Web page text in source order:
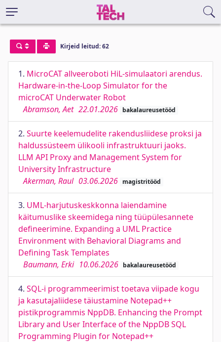
Kirjeid leitud: 62
1. MicroCAT allveeroboti HiL-simulaatori arendus.
Hardware-in-the-Loop Simulator for the
microCAT Underwater Robot
Abramson, Aet 22.01.2026 bakalaureusetööd
2. Suurte keelemudelite rakendusliidese proksi ja
haldussüsteem ülikooli infrastruktuuri jaoks.
LLM API Proxy and Management System for
University Infrastructure
Akerman, Raul 03.06.2026 magistritööd
3. UML-harjutuskeskkonna laiendamine
käitumuslike skeemidega ning tüüpülesannete
defineerimine. Expanding a UML Practice
Environment with Behavioral Diagrams and
Defining Task Templates
Baumann, Erki 10.06.2026 bakalaureusetööd
4. SQL-i programmeerimist toetava viipade kogu
ja kasutajaliidese täiustamine Notepad++
pistikprogrammis NppDB. Enhancing the Prompt
Library and User Interface of the NppDB SQL
Programming Plugin for Notepad++